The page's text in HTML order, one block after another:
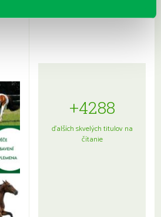
+4288
ďalších skvelých titulov na
čítanie